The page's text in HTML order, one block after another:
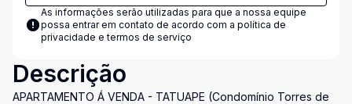
As informações serão utilizadas para que a nossa equipe
possa entrar em contato de acordo com a política de
privacidade e termos de serviço
Descrição
APARTAMENTO Á VENDA - TATUAPE (Condomínio Torres de